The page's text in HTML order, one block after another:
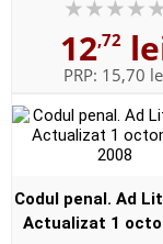
2008
12,72
PRP: 15,70
Codul penal. Ad
Actualizat 1